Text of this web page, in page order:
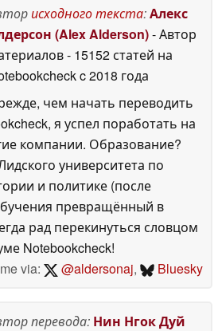
исходного текста:Алекс
(Alex Alderson)- Автор
- 15152 статей на
c 2018 года
чем начать переводить
я успел поработать на
компании. Образование?
университета по
и политике (после
превращённый в
рад перекинуться словцом
Notebookcheck!
via:
@aldersonaj, Bluesky
перевода: Нин Нгок Дуй